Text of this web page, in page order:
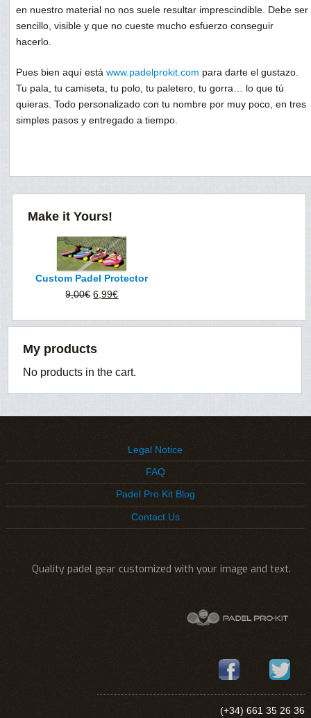
en nuestro material no nos suele resultar imprescindible. Debe ser
sencillo, visible y que no cueste mucho esfuerzo conseguir
hacerlo.
Pues bien aquí está www.padelprokit.com para darte el gustazo.
Tu pala, tu camiseta, tu polo, tu paletero, tu gorra… lo que tú
quieras. Todo personalizado con tu nombre por muy poco, en tres
simples pasos y entregado a tiempo.
Make it Yours!
Custom Padel Protector
9,00€ Original
was:
6,99€Current
is:
My products
No products in the cart.
Legal Notice
FAQ
Padel Pro Kit Blog
Contact Us
Quality padel gear customized with your image and text.
(+34) 661 35 26 36